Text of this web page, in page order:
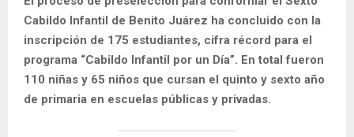
Cabildo Infantil de Benito Juárez ha concluido con la
inscripción de 175 estudiantes, cifra récord para el
programa “Cabildo Infantil por un Día”. En total fueron
110 niñas y 65 niños que cursan el quinto y sexto año
de primaria en escuelas públicas y privadas.